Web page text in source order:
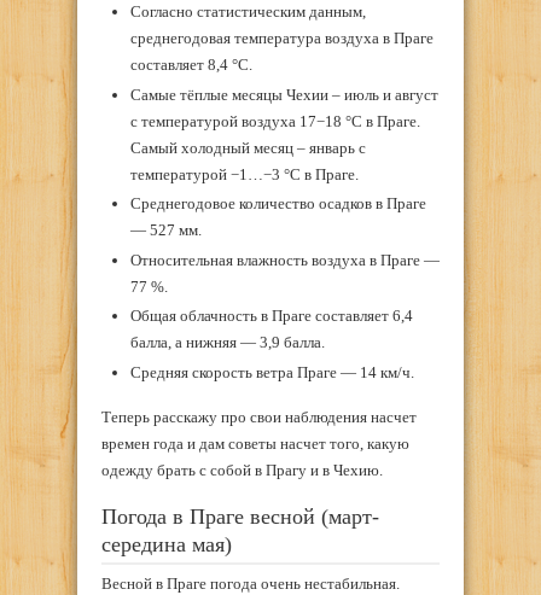
Согласно статистическим данным,
среднегодовая температура воздуха в Праге
составляет 8,4 °C.
Самые тёплые месяцы Чехии – июль и август
с температурой воздуха 17−18 °C в Праге.
Самый холодный месяц – январь с
температурой −1…−3 °C в Праге.
Среднегодовое количество осадков в Праге
— 527 мм.
Относительная влажность воздуха в Праге —
77 %.
Общая облачность в Праге составляет 6,4
балла, а нижняя — 3,9 балла.
Средняя скорость ветра Праге — 14 км/ч.
Теперь расскажу про свои наблюдения насчет
времен года и дам советы насчет того, какую
одежду брать с собой в Прагу и в Чехию.
Погода в Праге весной (март-
середина мая)
Весной в Праге погода очень нестабильная.